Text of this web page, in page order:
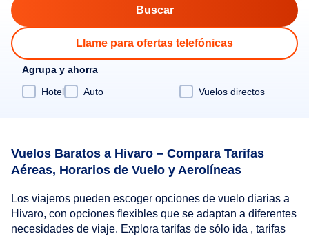
Llame para ofertas telefónicas
Agrupa y ahorra
Hotel
Auto Vuelos directos
Vuelos Baratos a Hivaro – Compara Tarifas
Aéreas, Horarios de Vuelo y Aerolíneas
Los viajeros pueden escoger opciones de vuelo diarias a
Hivaro, con opciones flexibles que se adaptan a diferentes
necesidades de viaje. Explora tarifas de sólo ida , tarifas